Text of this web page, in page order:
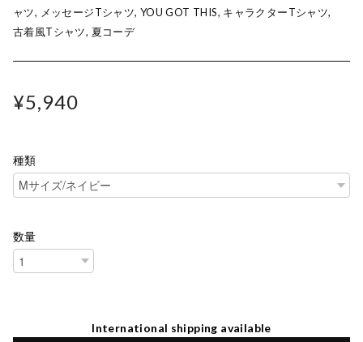
ャツ, メッセージTシャツ, YOU GOT THIS, キャラクターTシャツ,
古着風Tシャツ, 夏コーデ
¥5,940
種類
数量
International shipping available